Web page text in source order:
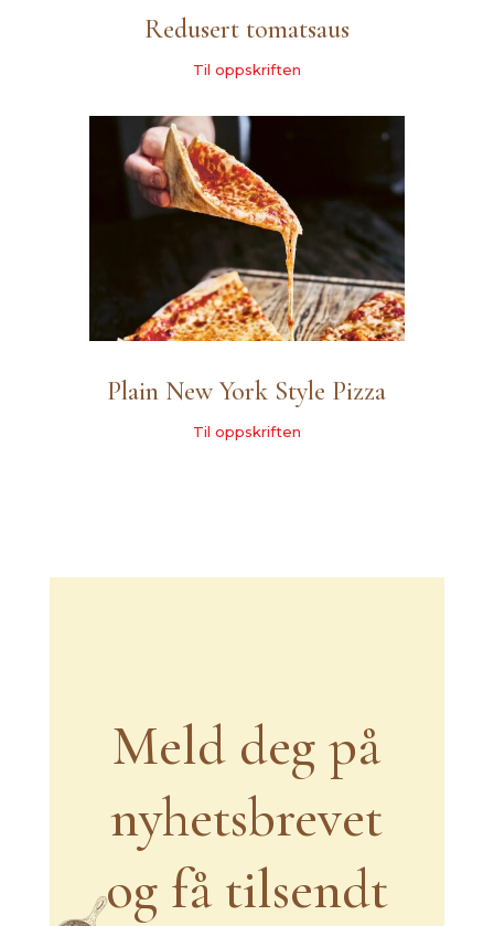
Redusert tomatsaus
Til oppskriften
Plain New York Style Pizza
Til oppskriften
Meld deg på
nyhetsbrevet
og få tilsendt